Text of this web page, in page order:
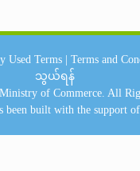
Used Terms Terms and
သွယ်ရန်
Ministry of Commerce. All
been built with the support of